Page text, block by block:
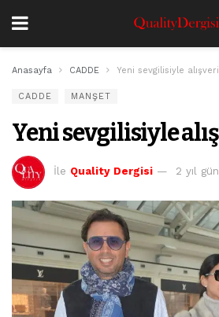
Anasayfa CADDE Yeni sevgilisiyle
CADDE MANŞET
Yeni sevgilisiyle
İle Quality Dergisi 2 yıl gün